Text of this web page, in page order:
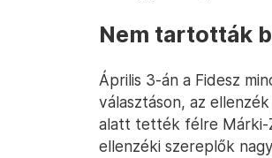
Nem tartották
Április 3-án a Fidesz
választáson, az
alatt tették félre Márki-
ellenzéki szereplők